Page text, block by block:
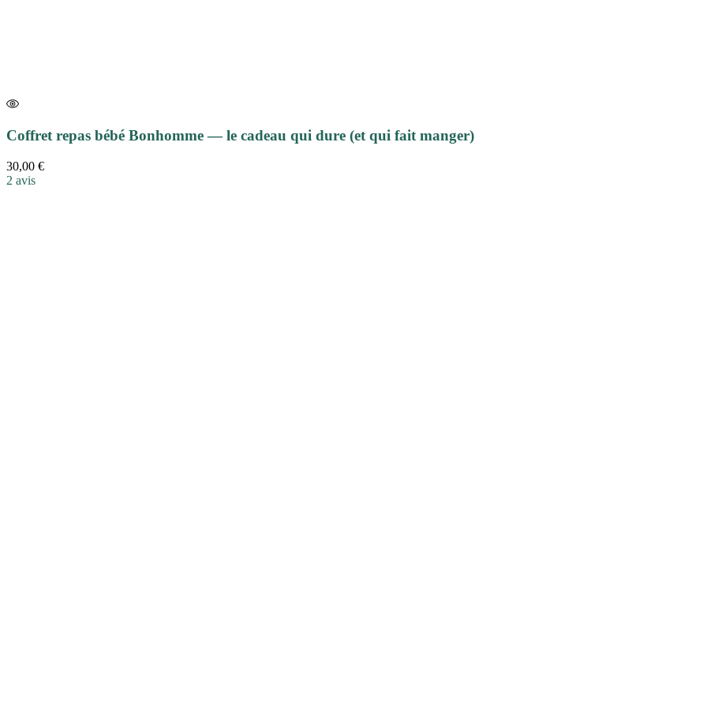
Coffret repas bébé Bonhomme — le cadeau qui dure (et qui fait manger)
30,00 €
2 avis